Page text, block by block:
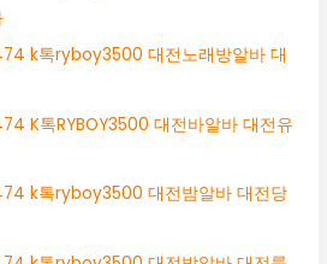
k톡ryboy3500 대전노래방알바 대
K톡RYBOY3500 대전바알바 대전유
k톡ryboy3500 대전밤알바 대전당